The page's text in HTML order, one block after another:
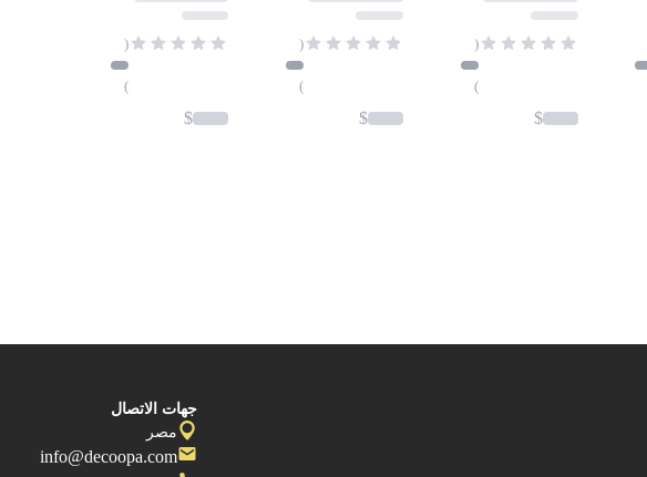
(
)
$
(
)
$
(
)
$
جهات الاتصال
مصر
info@decoopa.com